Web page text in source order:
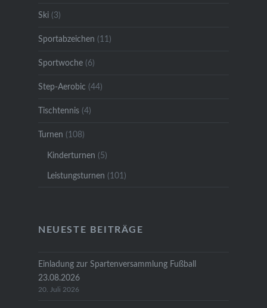
Ski(3)
Sportabzeichen (11)
Sportwoche(6)
Step-Aerobic (44)
Tischtennis(4)
Turnen (108)
Kinderturnen (5)
Leistungsturnen (101)
NEUESTE BEITRÄGE
Einladung zur Spartenversammlung Fußball
23.08.2026
20. Juli 2026